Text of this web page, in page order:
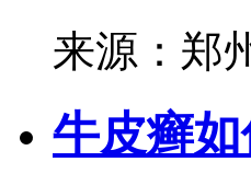
来源：郑
牛皮癣